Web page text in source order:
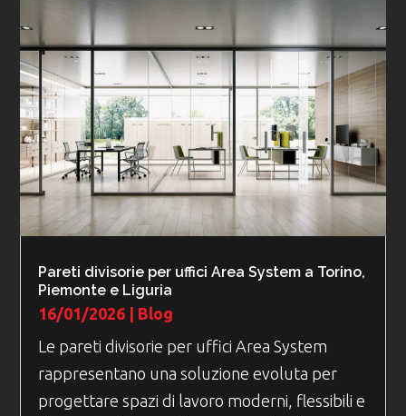
Pareti divisorie per uffici Area System a Torino,
Piemonte e Liguria
16/01/2026
Blog
Le pareti divisorie per uffici Area System
rappresentano una soluzione evoluta per
progettare spazi di lavoro moderni, flessibili e